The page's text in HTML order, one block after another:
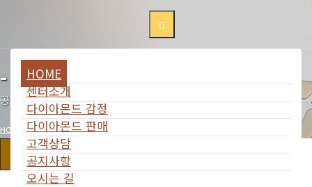
HOME
센터소개
다이아몬드 감정
다이아몬드 판매
고객상담
공지사항
오시는 길
- 공지사항
공지사항
HOME NOTICE
공지사항